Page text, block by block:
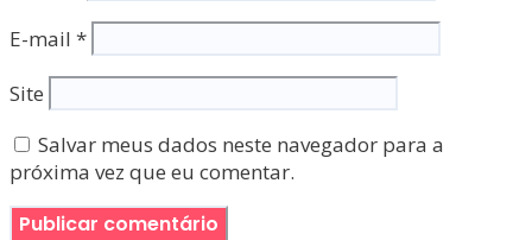
E-mail *
Site
Salvar meus dados neste navegador para a
próxima vez que eu comentar.